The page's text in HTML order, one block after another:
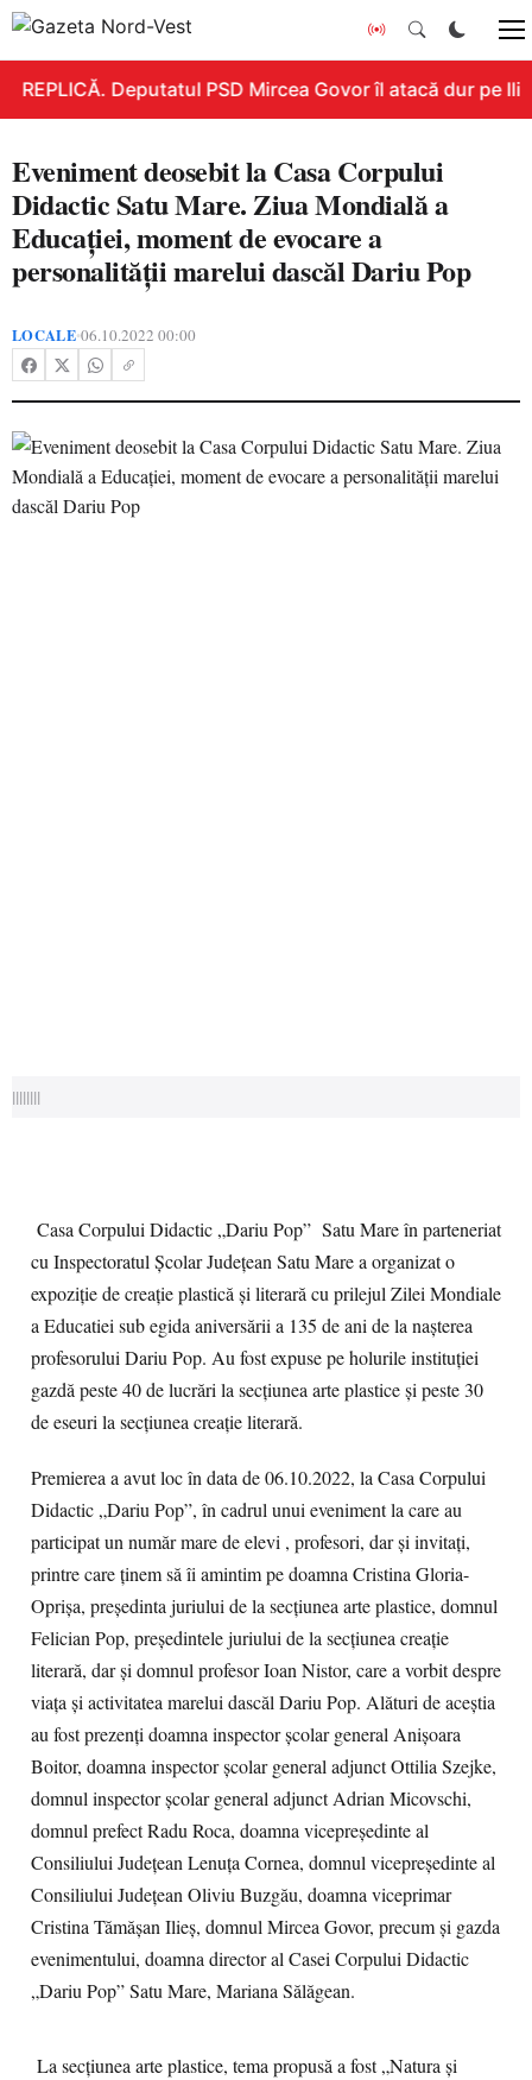
REPLICĂ. Deputatul PSD Mircea Govor îl atacă dur pe
Eveniment deosebit la Casa Corpului
Didactic Satu Mare. Ziua Mondială a
Educației, moment de evocare a
personalității marelui dascăl Dariu Pop
LOCALE•06.10.2022 00:00
||||||||
Casa Corpului Didactic „Dariu Pop” Satu Mare în parteneriat
cu Inspectoratul Școlar Județean Satu Mare a organizat o
expoziție de creație plastică și literară cu prilejul Zilei Mondiale
a Educatiei sub egida aniversării a 135 de ani de la nașterea
profesorului Dariu Pop. Au fost expuse pe holurile instituției
gazdă peste 40 de lucrări la secțiunea arte plastice și peste 30
de eseuri la secțiunea creație literară.
Premierea a avut loc în data de 06.10.2022, la Casa Corpului
Didactic „Dariu Pop”, în cadrul unui eveniment la care au
participat un număr mare de elevi , profesori, dar și invitați,
printre care ținem să îi amintim pe doamna Cristina Gloria-
Oprișa, președinta juriului de la secțiunea arte plastice, domnul
Felician Pop, președintele juriului de la secțiunea creație
literară, dar și domnul profesor Ioan Nistor, care a vorbit despre
viața și activitatea marelui dascăl Dariu Pop. Alături de aceștia
au fost prezenți doamna inspector școlar general Anișoara
Boitor, doamna inspector școlar general adjunct Ottilia Szejke,
domnul inspector școlar general adjunct Adrian Micovschi,
domnul prefect Radu Roca, doamna vicepreședinte al
Consiliului Județean Lenuța Cornea, domnul vicepreședinte al
Consiliului Județean Oliviu Buzgău, doamna viceprimar
Cristina Tămășan Ilieș, domnul Mircea Govor, precum și gazda
evenimentului, doamna director al Casei Corpului Didactic
„Dariu Pop” Satu Mare, Mariana Sălăgean.
La secțiunea arte plastice, tema propusă a fost „Natura și